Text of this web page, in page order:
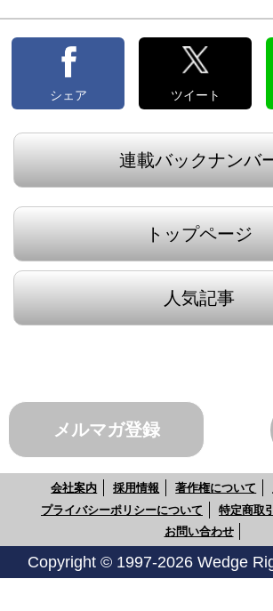
シェア ツイート
連載バックナンバ
トップページ
人気記事
メルマガ登録
会社案内 採用情報 著作権について
プライバシーポリシーについて
特定商取
お問い合わせ
Copyright © 1997-2026 Wedge